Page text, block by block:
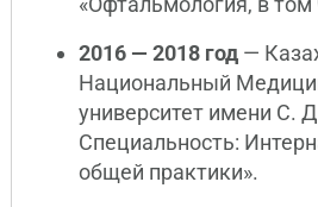
2016 — 2018 год —
Национальный
университет имени С.
Специальность:
общей практики».